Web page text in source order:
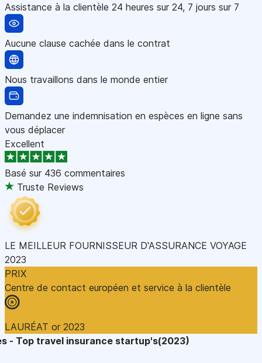
Assistance à la clientèle 24 heures sur 24, 7 jours sur 7
Aucune clause cachée dans le contrat
Nous travaillons dans le monde entier
Demandez une indemnisation en espèces en ligne sans
vous déplacer
Excellent
Basé sur 436 commentaires
Truste Reviews
LE MEILLEUR FOURNISSEUR D'ASSURANCE VOYAGE
2023
PRIX
Centre de contact européen et service à la clientèle
LAURÉAT or 2023
- Top travel insurance startup's(2023)